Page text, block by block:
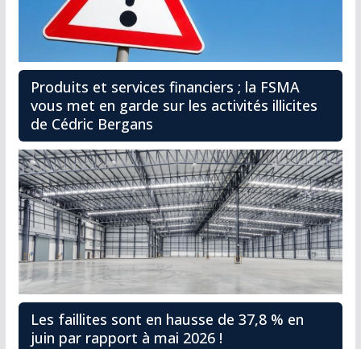
Produits et services financiers ; la FSMA
vous met en garde sur les activités illicites
de Cédric Bergans
Les faillites sont en hausse de 37,8 % en
juin par rapport à mai 2026 !